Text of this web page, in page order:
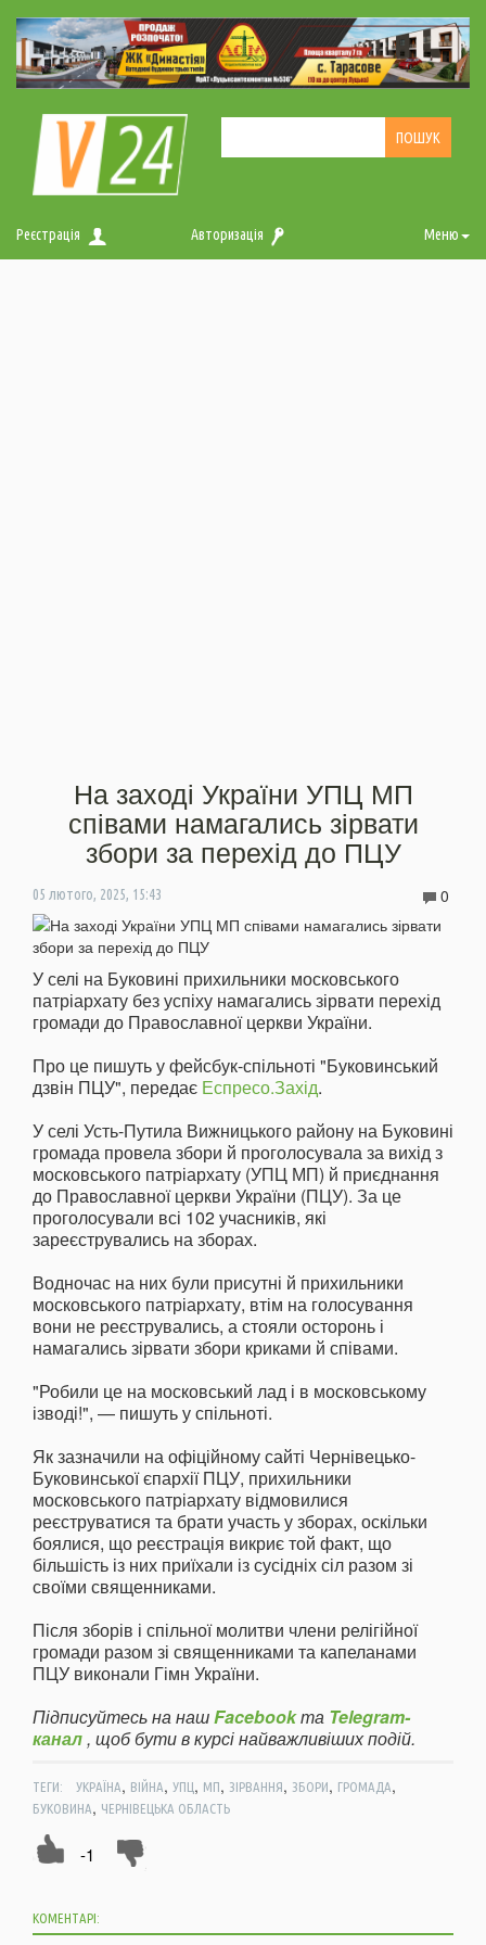
Реєстрація Авторизація Меню
На заході України УПЦ МП
співами намагались зірвати
збори за перехід до ПЦУ
05 лютого, 2025, 15:43 0
У селі на Буковині прихильники московського
патріархату без успіху намагались зірвати перехід
громади до Православної церкви України.
Про це пишуть у фейсбук-спільноті "Буковинський
дзвін ПЦУ", передає Еспресо.Захід.
У селі Усть-Путила Вижницького району на Буковині
громада провела збори й проголосувала за вихід з
московського патріархату (УПЦ МП) й приєднання
до Православної церкви України (ПЦУ). За це
проголосували всі 102 учасників, які
зареєструвались на зборах.
Водночас на них були присутні й прихильники
московського патріархату, втім на голосування
вони не реєструвались, а стояли осторонь і
намагались зірвати збори криками й співами.
"Робили це на московський лад і в московському
ізводі!", — пишуть у спільноті.
Як зазначили на офіційному сайті Чернівецько-
Буковинської єпархії ПЦУ, прихильники
московського патріархату відмовилися
реєструватися та брати участь у зборах, оскільки
боялися, що реєстрація викриє той факт, що
більшість із них приїхали із сусідніх сіл разом зі
своїми священниками.
Після зборів і спільної молитви члени релігійної
громади разом зі священниками та капеланами
ПЦУ виконали Гімн України.
Підписуйтесь на нашFacebookта Telegram-
канал, щоб бути в курсі найважливіших подій.
ТЕГИ: УКРАЇНА, ВІЙНА, УПЦ, МП, ЗІРВАННЯ, ЗБОРИ, ГРОМАДА,
БУКОВИНА, ЧЕРНІВЕЦЬКА ОБЛАСТЬ
-1
КОМЕНТАРІ: